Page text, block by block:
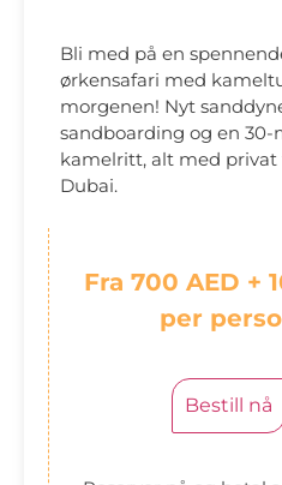
Bli med på en
ørkensafari med
morgenen! Nyt
sandboarding og en
kamelritt, alt med privat
Dubai.
Fra 700 AED +
per
Bestill nå